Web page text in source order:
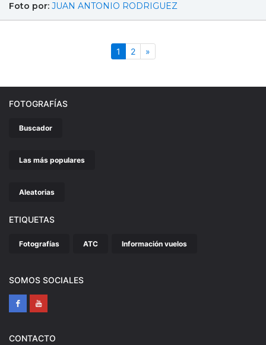
Foto por: JUAN ANTONIO RODRIGUEZ
1 (actual)
2 »Siguiente
FOTOGRAFÍAS
Buscador
Las más populares
Aleatorias
ETIQUETAS
Fotografías ATC Información vuelos
SOMOS SOCIALES
CONTACTO